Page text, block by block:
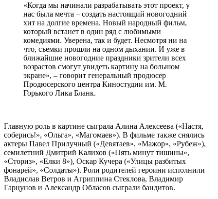
«Когда мы начинали разрабатывать этот проект, у
нас была мечта – создать настоящий новогодний
хит на долгие времена. Новый народный фильм,
который встанет в один ряд с любимыми
комедиями. Уверена, так и будет. Несмотря ни на
что, съемки прошли на одном дыхании. И уже в
ближайшие новогодние праздники зрители всех
возрастов смогут увидеть картину на большом
экране», – говорит генеральный продюсер
Продюсерского центра Киностудии им. М.
Горького Лика Бланк.
Главную роль в картине сыграла Алина Алексеева («Настя,
соберись!», «Ольга», «Магомаев»). В фильме также снялись
актеры Павел Прилучный («Девятаев», «Мажор», «Рубеж»),
семилетний Дмитрий Калихов («Пять минут тишины»,
«Сториз», «Елки 8»), Оскар Кучера («Улицы разбитых
фонарей», «Солдаты»). Роли родителей героини исполнили
Владислав Ветров и Агриппина Стеклова, Владимир
Гарцунов и Александр Обласов сыграли бандитов.